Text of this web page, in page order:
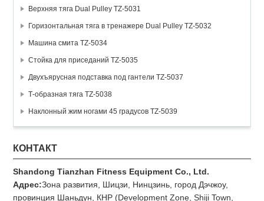
Верхняя тяга Dual Pulley TZ-5031
Горизонтальная тяга в тренажере Dual Pulley TZ-5032
Машина смита TZ-5034
Стойка для приседаний TZ-5035
Двухъярусная подставка под гантели TZ-5037
Т-образная тяга TZ-5038
Наклонный жим ногами 45 градусов TZ-5039
КОНТАКТ
Shandong Tianzhan Fitness Equipment Co., Ltd.
Адрес:Зона развития, Шицзи, Нинцзинь, город Дэчжоу,
провинция Шаньдун, КНР (Development Zone, Shiji Town,